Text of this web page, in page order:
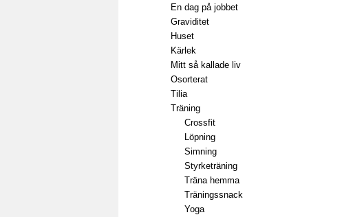
En dag på jobbet
Graviditet
Huset
Kärlek
Mitt så kallade liv
Osorterat
Tilia
Träning
Crossfit
Löpning
Simning
Styrketräning
Träna hemma
Träningssnack
Yoga